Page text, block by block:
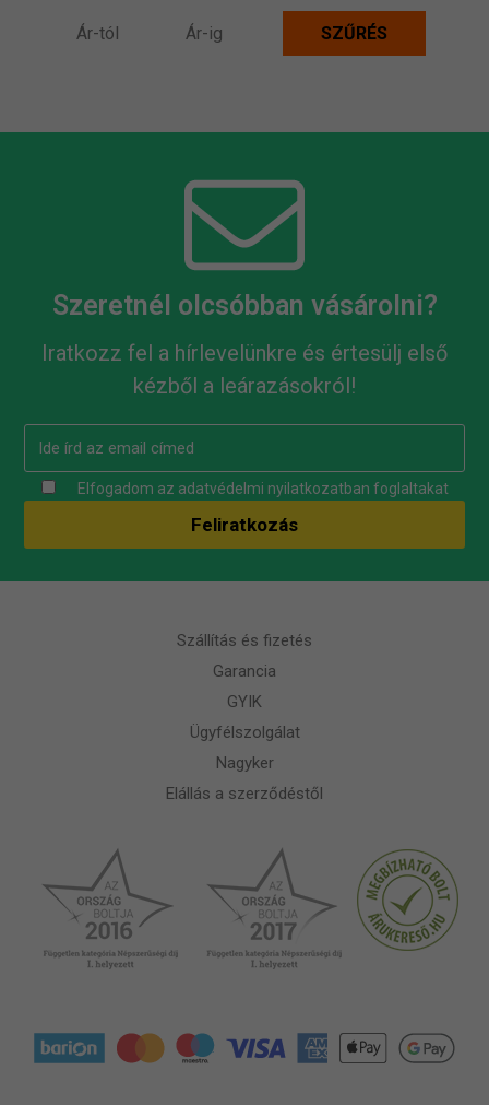
Szeretnél olcsóbban vásárolni?
Iratkozz fel a hírlevelünkre és értesülj első
kézből a leárazásokról!
Elfogadom az adatvédelmi nyilatkozatban foglaltakat
Szállítás és fizetés
Garancia
GYIK
Ügyfélszolgálat
Nagyker
Elállás a szerződéstől